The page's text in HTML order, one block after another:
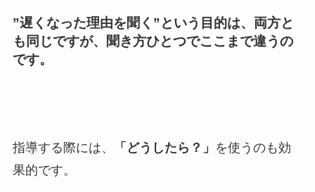
”遅くなった理由を聞く”という目的は、両方と
も同じですが、聞き方ひとつでここまで違うの
です。
指導する際には、 「どうしたら？」 を使うのも効
果的です。